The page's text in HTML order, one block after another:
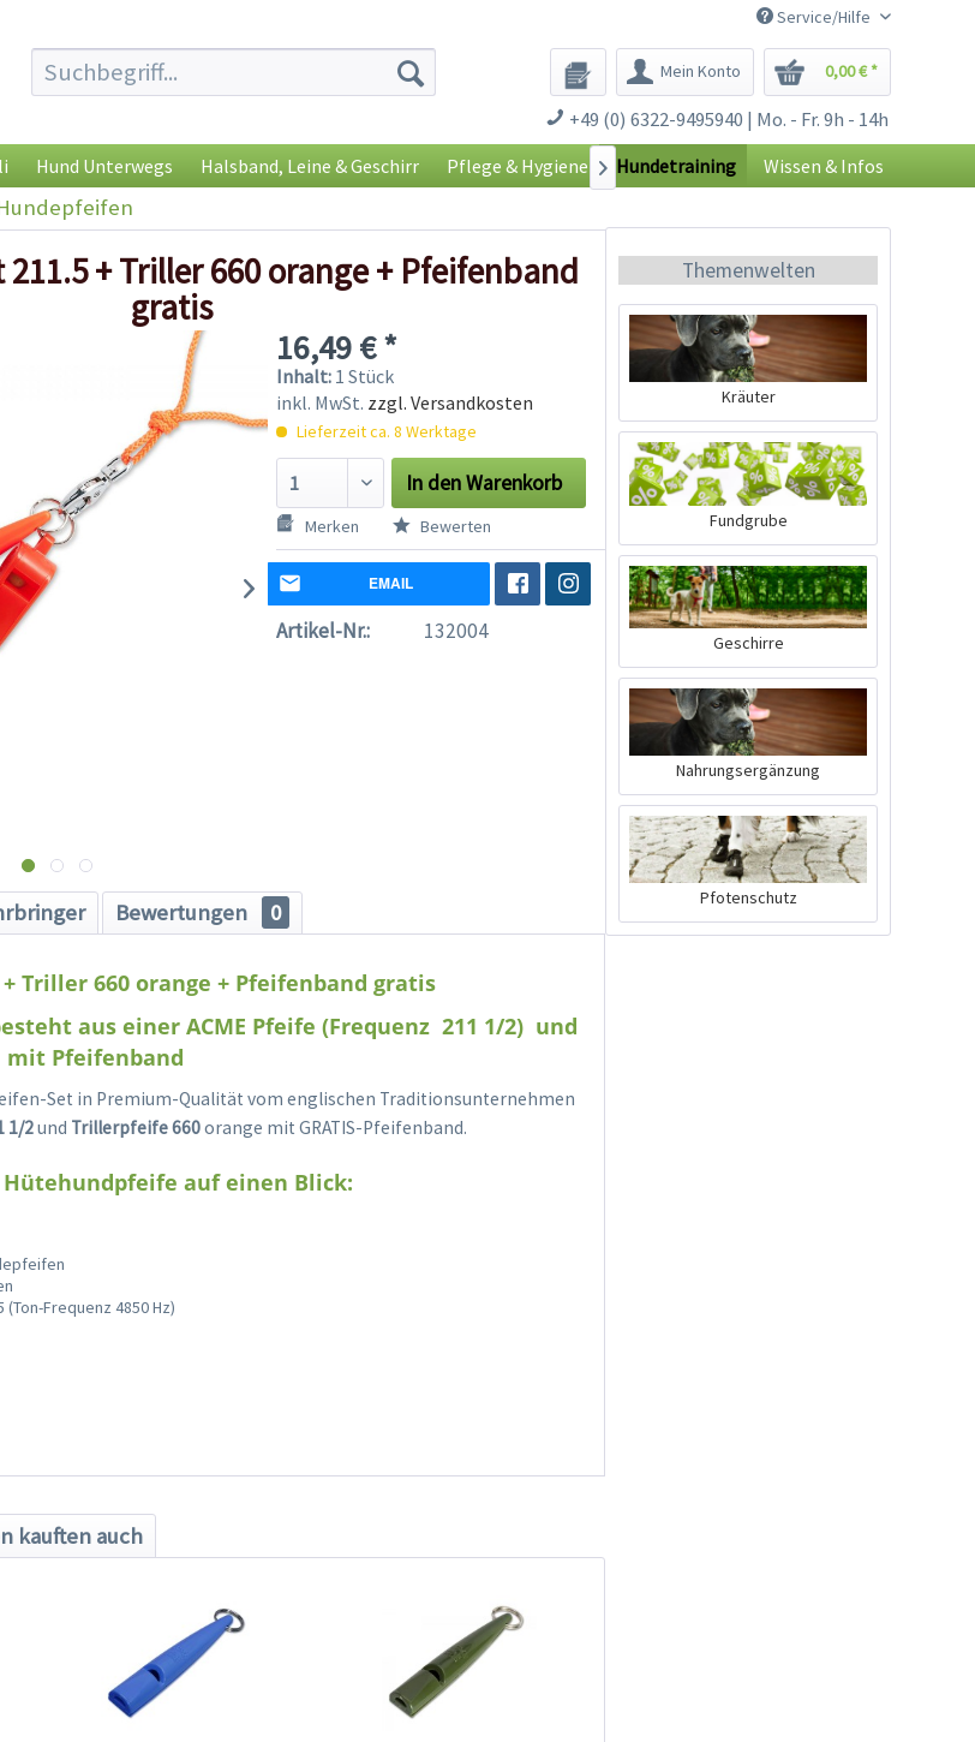
Service/Hilfe
Mein Konto 0,00 € *
+49 (0) 6322-9495940 | Mo. - Fr. 9h - 14h
Hund Unterwegs Halsband, Leine & Geschirr Pflege & Hygiene Hundetraining Wissen & Infos

+ Triller 660 orange + Pfeifenband
gratis
16,49 € *
Inhalt: 1 Stück
inkl. MwSt. zzgl. Versandkosten
Lieferzeit ca. 8 Werktage
In den Warenkorb
Merken Bewerten
EMAIL
Artikel-Nr.: 132004
Bewertungen 0
+ Triller 660 orange + Pfeifenband gratis
aus einer ACME Pfeife (Frequenz 211 1/2) und
Pfeifenband
Set in Premium-Qualität vom englischen Traditionsunternehmen
1/2und Trillerpfeife 660orange mit GRATIS-Pfeifenband.
Hütehundpfeife auf einen Blick:
(Ton-Frequenz 4850 Hz)
kauften auch
Themenwelten
Kräuter
Fundgrube
Geschirre
Nahrungsergänzung
Pfotenschutz